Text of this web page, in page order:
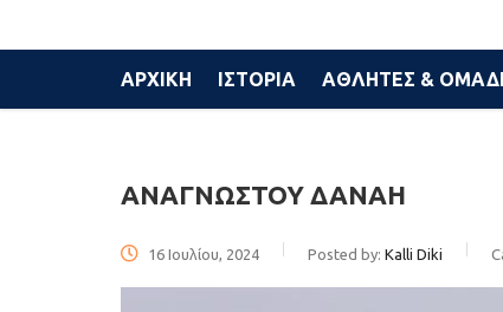
ΑΡΧΙΚΗ ΙΣΤΟΡΙΑ ΑΘΛΗΤΕΣ &
ΑΝΑΓΝΩΣΤΟΥ ΔΑΝΑΗ
16 Ιουλίου, 2024 Posted by: Kalli Diki